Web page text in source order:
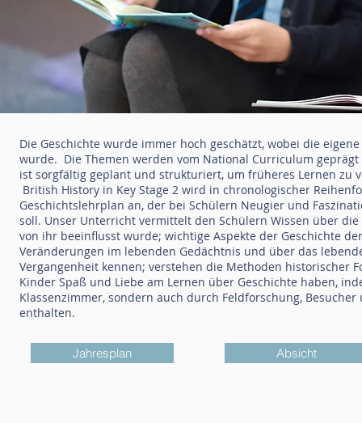
Die Geschichte wurde immer hoch geschätzt, wobei die
wurde. Die Themen werden vom National Curriculum
ist sorgfältig geplant und strukturiert, um früheres Lernen zu
British History in Key Stage 2 wird in chronologischer
Geschichtslehrplan an, der bei Schülern Neugier und
soll. Unser Unterricht vermittelt den Schülern Wissen über
von ihr beeinflusst wurde; wichtige Aspekte der Geschichte
Veränderungen im lebenden Gedächtnis und über das
Vergangenheit kennen; verstehen die Methoden historischer
Kinder Spaß und Liebe am Lernen über Geschichte haben,
Klassenzimmer, sondern auch durch Feldforschung,
enthalten.
Jahresplan Absicht